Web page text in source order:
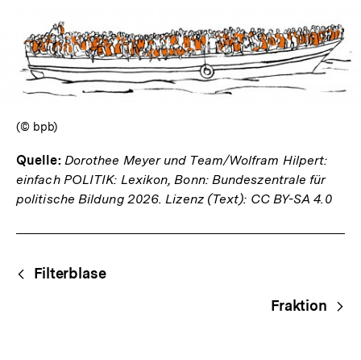
(© bpb)
Quelle: Dorothee Meyer und Team/Wolfram Hilpert:
einfach POLITIK: Lexikon, Bonn: Bundeszentrale für
politische Bildung 2026. Lizenz (Text): CC BY-SA 4.0
Begriffsnavigation
Content-
Navigation
Filterblase
Fraktion